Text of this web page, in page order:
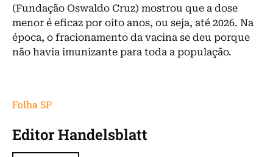
(Fundação Oswaldo Cruz) mostrou que a dose
menor é eficaz por oito anos, ou seja, até 2026. Na
época, o fracionamento da vacina se deu porque
não havia imunizante para toda a população.
Folha SP
Editor Handelsblatt